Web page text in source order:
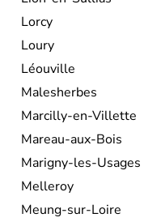
Lorcy
Loury
Léouville
Malesherbes
Marcilly-en-Villette
Mareau-aux-Bois
Marigny-les-Usages
Melleroy
Meung-sur-Loire